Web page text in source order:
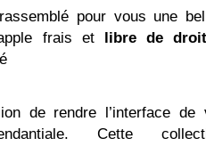
pour vous une
frais et libre de droit
de rendre l’interface
Cette